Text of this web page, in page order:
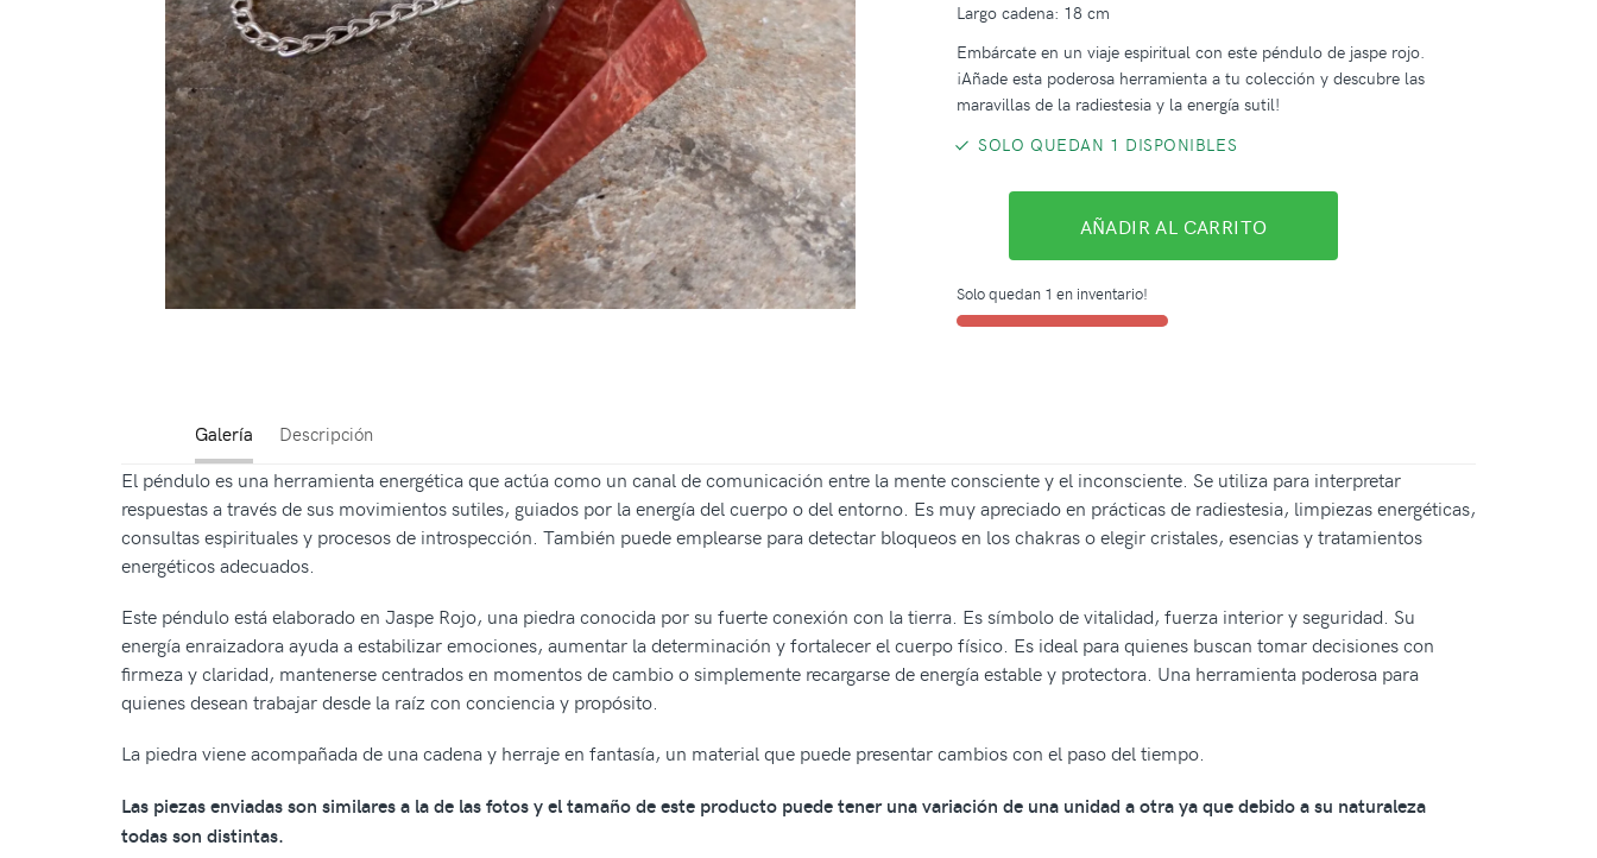
Largo cadena: 18 cm
Embárcate en un viaje espiritual con este péndulo de jaspe rojo.
¡Añade esta poderosa herramienta a tu colección y descubre las
maravillas de la radiestesia y la energía sutil!
SOLO QUEDAN 1 DISPONIBLES
AÑADIR AL CARRITO
Solo quedan 1 en inventario!
Galería Descripción
El péndulo es una herramienta energética que actúa como un canal de comunicación entre la mente consciente y el inconsciente. Se utiliza para interpretar
respuestas a través de sus movimientos sutiles, guiados por la energía del cuerpo o del entorno. Es muy apreciado en prácticas de radiestesia, limpiezas energéticas,
consultas espirituales y procesos de introspección. También puede emplearse para detectar bloqueos en los chakras o elegir cristales, esencias y tratamientos
energéticos adecuados.
Este péndulo está elaborado en Jaspe Rojo, una piedra conocida por su fuerte conexión con la tierra. Es símbolo de vitalidad, fuerza interior y seguridad. Su
energía enraizadora ayuda a estabilizar emociones, aumentar la determinación y fortalecer el cuerpo físico. Es ideal para quienes buscan tomar decisiones con
firmeza y claridad, mantenerse centrados en momentos de cambio o simplemente recargarse de energía estable y protectora. Una herramienta poderosa para
quienes desean trabajar desde la raíz con conciencia y propósito.
La piedra viene acompañada de una cadena y herraje en fantasía, un material que puede presentar cambios con el paso del tiempo.
Las piezas enviadas son similares a la de las fotos y el tamaño de este producto puede tener una variación de una unidad a otra ya que debido a su naturaleza
todas son distintas.